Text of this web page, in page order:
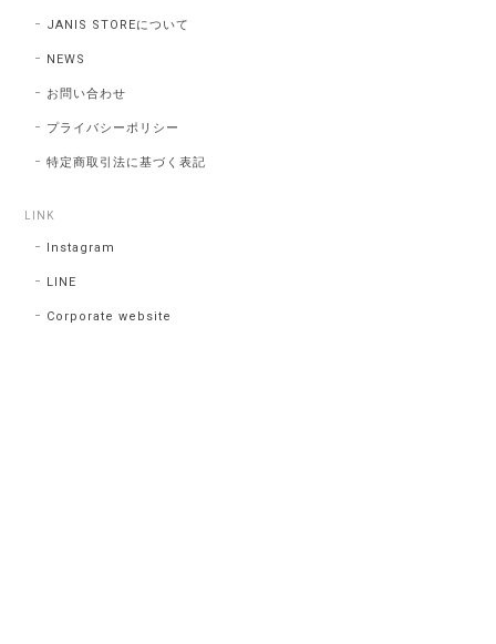
JANIS STOREについて
NEWS
お問い合わせ
プライバシーポリシー
特定商取引法に基づく表記
LINK
Instagram
LINE
Corporate website